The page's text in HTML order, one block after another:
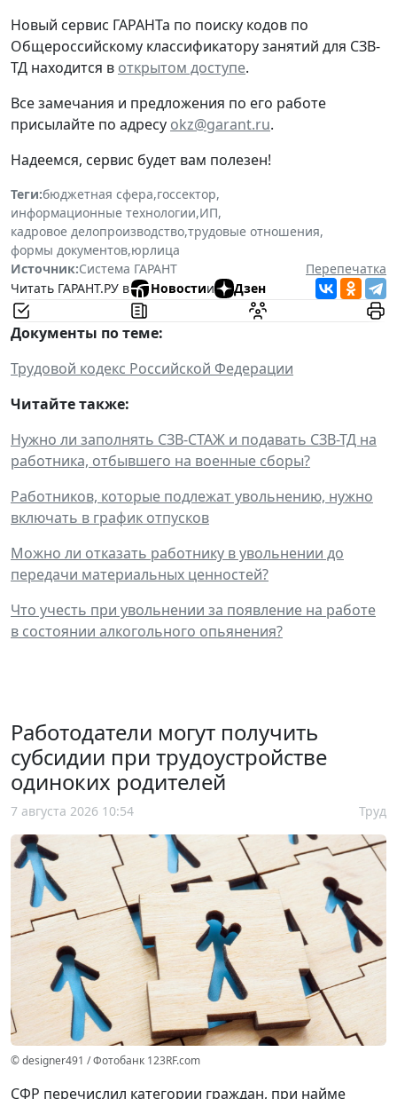
Новый сервис ГАРАНТа по поиску кодов по
Общероссийскому классификатору занятий для СЗВ-
ТД находится в открытом доступе.
Все замечания и предложения по его работе
присылайте по адресу okz@garant.ru.
Надеемся, сервис будет вам полезен!
Теги:бюджетная сфера,госсектор,
информационные технологии,ИП,
кадровое делопроизводство,трудовые отношения,
формы документов,юрлица
Источник:Система ГАРАНТ
Перепечатка
Читать ГАРАНТ.РУ в
Новостии Дзен
Документы по теме:
Трудовой кодекс Российской Федерации
Читайте также:
Нужно ли заполнять СЗВ-СТАЖ и подавать СЗВ-ТД на
работника, отбывшего на военные сборы?
Работников, которые подлежат увольнению, нужно
включать в график отпусков
Можно ли отказать работнику в увольнении до
передачи материальных ценностей?
Что учесть при увольнении за появление на работе
в состоянии алкогольного опьянения?
Работодатели могут получить
субсидии при трудоустройстве
одиноких родителей
7 августа 2026 10:54 Труд
© designer491 / Фотобанк 123RF.com
СФР перечислил категории граждан, при найме